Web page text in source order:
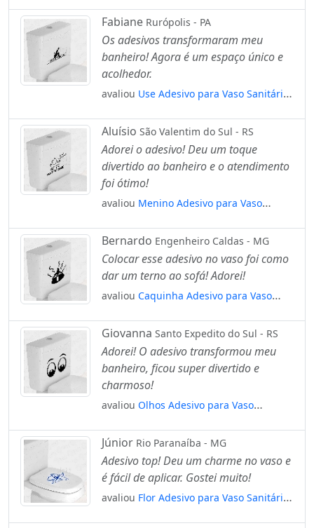
Fabiane Rurópolis - PA
Os adesivos transformaram meu
banheiro! Agora é um espaço único e
acolhedor.
avaliou Use Adesivo para Vaso Sanitário
Aluísio São Valentim do Sul - RS
Adorei o adesivo! Deu um toque
divertido ao banheiro e o atendimento
foi ótimo!
avaliou Menino Adesivo para Vaso
Bernardo Engenheiro Caldas - MG
Colocar esse adesivo no vaso foi como
dar um terno ao sofá! Adorei!
avaliou Caquinha Adesivo para Vaso
Giovanna Santo Expedito do Sul - RS
Adorei! O adesivo transformou meu
banheiro, ficou super divertido e
charmoso!
avaliou Olhos Adesivo para Vaso
Júnior Rio Paranaíba - MG
Adesivo top! Deu um charme no vaso e
é fácil de aplicar. Gostei muito!
avaliou Flor Adesivo para Vaso Sanitário